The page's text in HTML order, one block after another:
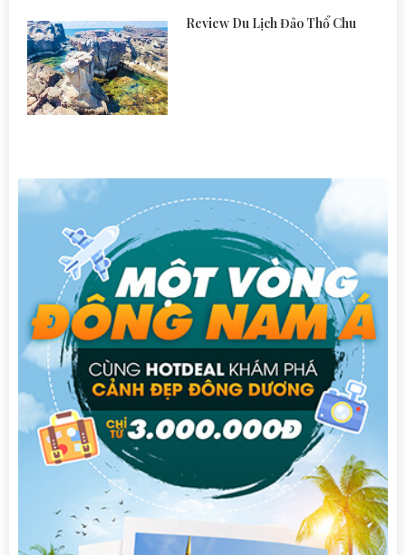
Review Du Lịch Đảo Thổ Chu